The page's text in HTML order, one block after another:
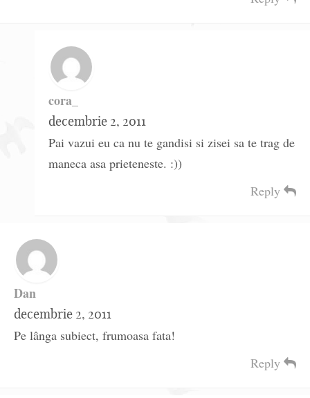
cora_
decembrie 2, 2011
Pai vazui eu ca nu te gandisi si zisei sa te trag de
maneca asa prieteneste. :))
Reply
Dan
decembrie 2, 2011
Pe lânga subiect, frumoasa fata!
Reply